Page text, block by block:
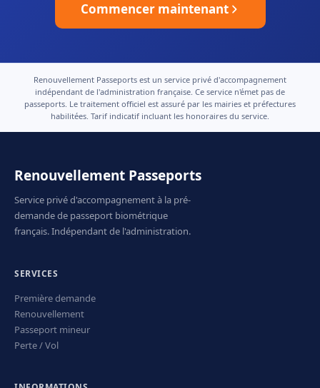
Commencer maintenant
Renouvellement Passeports est un service privé d'accompagnement
indépendant de l'administration française. Ce service n'émet pas de
passeports. Le traitement officiel est assuré par les mairies et préfectures
habilitées. Tarif indicatif incluant les honoraires du service.
Renouvellement Passeports
Service privé d'accompagnement à la pré-
demande de passeport biométrique
français. Indépendant de l'administration.
SERVICES
Première demande
Renouvellement
Passeport mineur
Perte / Vol